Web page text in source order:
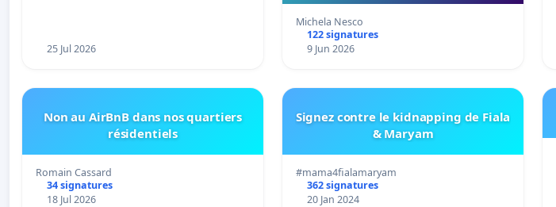
25 Jul 2026
Michela Nesco
122 signatures
9 Jun 2026
Non au AirBnB dans nos quartiers
résidentiels
Romain Cassard
34 signatures
18 Jul 2026
Signez contre le kidnapping de Fiala
& Maryam
#mama4fialamaryam
362 signatures
20 Jan 2024